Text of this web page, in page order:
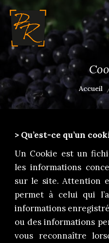
Vous
Accueil
> Qu’est-ce qu’un
Un Cookie est un
les informations
sur le site. Attention
permet à celui qui
informations
ou des informations
vous reconnaître